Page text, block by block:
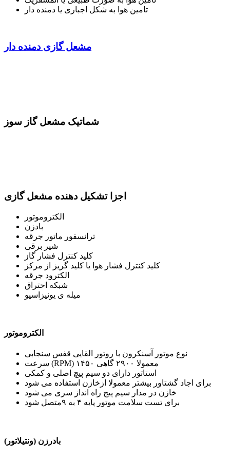
تامین هوا به شکل اجباری یا دمنده دار
مشعل گازی دمنده دار
شماتیک مشعل گاز سوز
اجزا تشکیل دهنده مشعل گازی
الکتروموتور
بادزن
ترانسفور ماتور جرقه
شیر برقی
کلید کنترل فشار گاز
کلید کنترل فشار هوا یا کلید گریز از مرکز
الکترود جرقه
شبکه احتراق
میله ی یونیزاسیو
الکتروموتور
نوع موتور آسنکرون با روتور القایی قفس سنجابی
سرعت (RPM) معمولا ۲۹۰۰ گاهی ۱۴۵۰
استاتور دارای دو سیم پیچ اصلی و کمکی
برای اجاد گشتاور بیشتر معمولا ازخازن استفاده می شود
خازن در مدار سیم پیج راه انداز سری می شود
برای تست سلامت موتور پایه ۴ به ۹متصل شود
بادرزن (ونتیلاتور)